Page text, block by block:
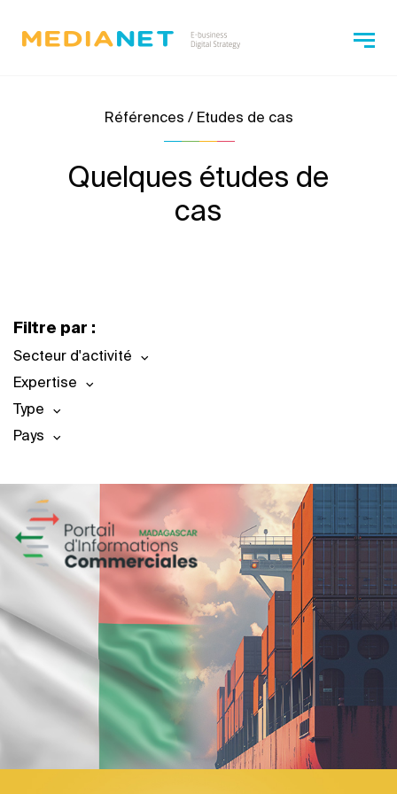
Références / Etudes de cas
Quelques études de
cas
Filtre par :
Secteur d'activité
Expertise
Type
Pays